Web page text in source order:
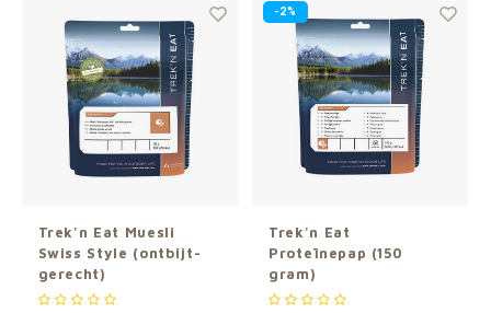
Trek'n Eat Muesli
Swiss Style (ontbijt-
gerecht)
-2%
Trek'n Eat
Proteïnepap (150
gram)